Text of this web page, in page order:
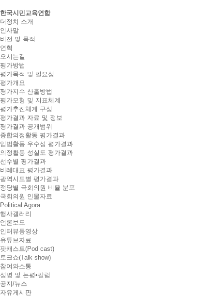
한국시민교육연합
더정치 소개
인사말
비전 및 목적
연혁
오시는길
평가방법
평가목적 및 필요성
평가개요
평가지수 산출방법
평가모형 및 지표체계
평가추진체계 구성
평가결과 자료 및 정보
평가결과 공개범위
종합의정활동 평가결과
입법활동 우수성 평가결과
의정활동 성실도 평가결과
선수별 평가결과
비례대표 평가결과
광역시도별 평가결과
정당별 국회의원 비율 분포
국회의원 인물자료
Political Agora
행사갤러리
언론보도
인터뷰동영상
유튜브자료
팟캐스트(Pod cast)
토크쇼(Talk show)
참여와소통
성명 및 논평•칼럼
공지/뉴스
자유게시판